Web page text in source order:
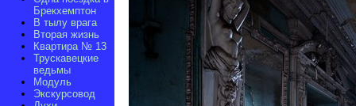
Брекхемптон
В тылу врага
Вторая жизнь
Квартира № 13
Трускавецкие
ведьмы
Модуль
Экскурсовод